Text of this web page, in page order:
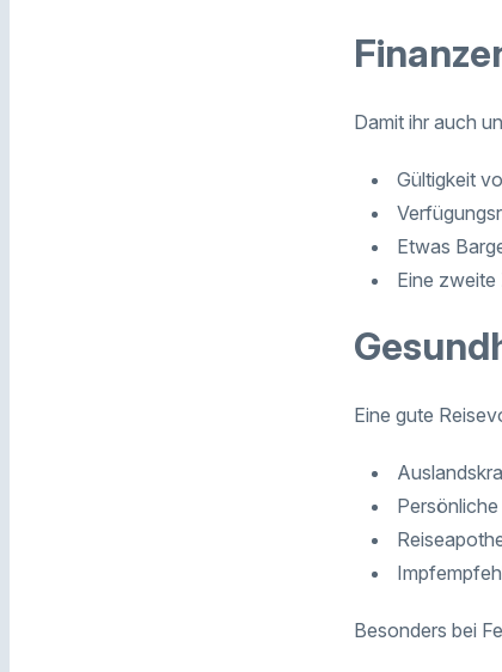
Damit ihr auch
Gültigkeit
Etwas
Eine zweite
Eine gute
Besonders bei